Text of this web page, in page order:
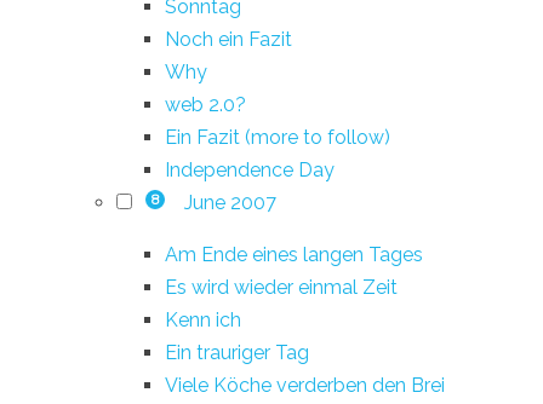
Sonntag
Noch ein Fazit
Why
web 2.0?
Ein Fazit (more to follow)
Independence Day
8 June 2007
Am Ende eines langen Tages
Es wird wieder einmal Zeit
Kenn ich
Ein trauriger Tag
Viele Köche verderben den Brei